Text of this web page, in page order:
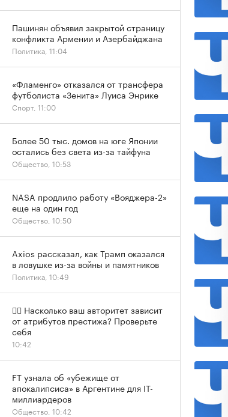
Пашинян объявил закрытой страницу
конфликта Армении и Азербайджана
Политика, 11:04
«Фламенго» отказался от трансфера
футболиста «Зенита» Луиса Энрике
Спорт, 11:00
Более 50 тыс. домов на юге Японии
остались без света из-за тайфуна
Общество, 10:53
NASA продлило работу «Вояджера-2»
еще на один год
Общество, 10:50
Axios рассказал, как Трамп оказался
в ловушке из-за войны и памятников
Политика, 10:49
✍🏻 Насколько ваш авторитет зависит
от атрибутов престижа? Проверьте
себя
10:42
FT узнала об «убежище от
апокалипсиса» в Аргентине для IT-
миллиардеров
Общество, 10:42